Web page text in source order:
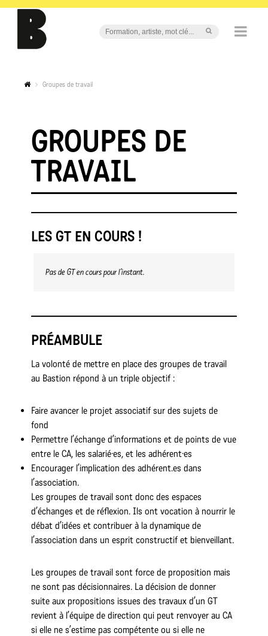
Groupes de travail
GROUPES DE
TRAVAIL
LES GT EN COURS !
Pas de GT en cours pour l’instant.
PRÉAMBULE
La volonté de mettre en place des groupes de travail
au Bastion répond à un triple objectif :
Faire avancer le projet associatif sur des sujets de
fond
Permettre l’échange d’informations et de points de vue
entre le CA, les salarié·es, et les adhérent·es
Encourager l’implication des adhérent.es dans
l’association.
Les groupes de travail sont donc des espaces
d’échanges et de réflexion. Ils ont vocation à nourrir le
débat d’idées et contribuer à la dynamique de
l’association dans un esprit constructif et bienveillant.
Les groupes de travail sont force de proposition mais
ne sont pas décisionnaires. La décision de donner
suite aux propositions issues des travaux d’un GT
revient à l’équipe de direction qui peut renvoyer au CA
si elle ne s’estime pas compétente ou si elle ne